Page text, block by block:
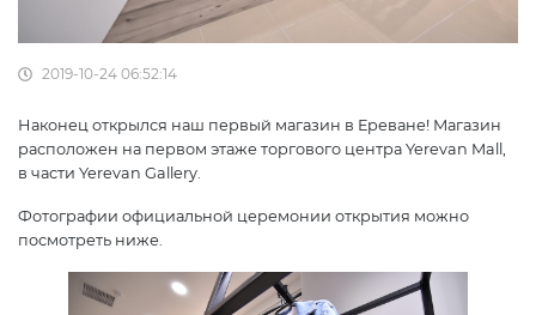
2019-10-24 06:52:14
Наконец открылся наш первый магазин в Ереване! Магазин
расположен на первом этаже торгового центра Yerevan Mall,
в части Yerevan Gallery.
Фотографии официальной церемонии открытия можно
посмотреть ниже.